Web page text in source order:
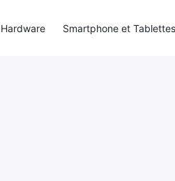
Smartphone et Tablettes